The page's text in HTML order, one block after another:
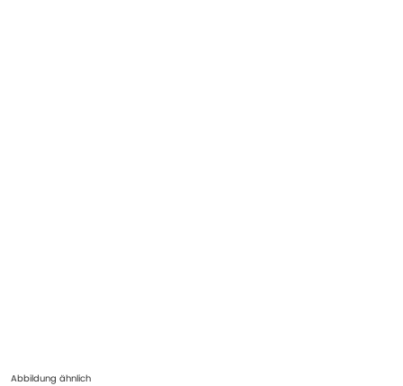
Abbildung ähnlich